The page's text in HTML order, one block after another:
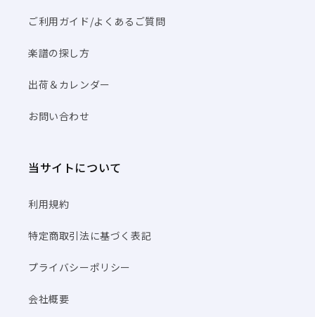
ご利用ガイド/よくあるご質問
楽譜の探し方
出荷＆カレンダー
お問い合わせ
当サイトについて
利用規約
特定商取引法に基づく表記
プライバシーポリシー
会社概要